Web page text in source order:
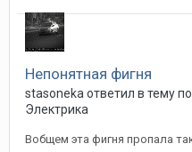
Непонятная фигня
stasoneka ответил в тему
Электрика
Вобщем эта фигня пропала